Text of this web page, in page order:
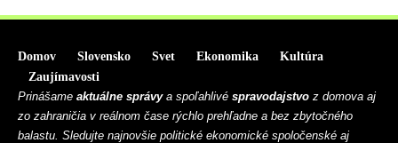
Domov Slovensko Svet Ekonomika
Kultúra
Zaujímavosti
Prinášame aktuálne správya spoľahlivé spravodajstvo z domova aj
zo zahraničia v reálnom čase rýchlo prehľadne a bez zbytočného
balastu. Sledujte najnovšie politické ekonomické spoločenské aj